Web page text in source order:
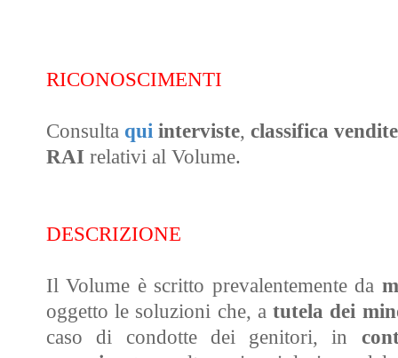
RICONOSCIMENTI
Consulta qui interviste, classifica
RAI relativi al Volume.
DESCRIZIONE
Il Volume è scritto prevalentemente da
oggetto le soluzioni che, atutela dei
caso di condotte dei genitori,
in